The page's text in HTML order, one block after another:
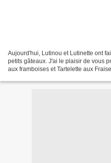
Aujourd'hui, Lutinou et Lutinette ont
petits gâteaux. J'ai le plaisir de vous
aux framboises et Tartelette aux